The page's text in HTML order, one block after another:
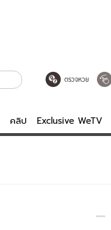
ตรวจหวย
คลิป Exclusive WeTV
เรื่